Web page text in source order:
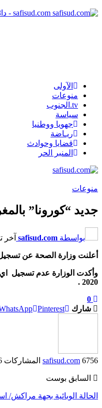
safisud.com - دائما في قلب الحدث
الآولى
منوعات
tv.الجنوب
سياسة
جهويا ووطنيا
ريـاضة
قضايا وحوادث
المنبر الحر
منوعات
جديد “كورونا” بالمغرب تسجيل 56 حالة جديدة مؤكدة ،00 حالة وفاة ،456 حالة
بواسطة safisud.com آخر
أعلنت وزارة الصحة عن تسجيل 56 حالة إصابة جديدة مؤكدة بفيروس كوفيد 19 خلال 24 ساعة الماضية لترتفع الحصيلة الى 7922 حالة
2020
.
0
شارك
Pinterest
safisud.com 6756 المشاركات
السابق بوست
الحالة الوبائية بجهة مراكش/ اسفي تسجيل 13 اصابة جديدة والحصيلة